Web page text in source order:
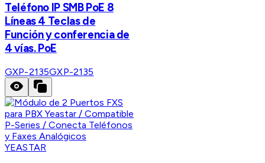
Teléfono IP SMB PoE 8
Líneas 4 Teclas de
Función y conferencia de
4 vías. PoE
GXP-2135GXP-2135
YEASTAR